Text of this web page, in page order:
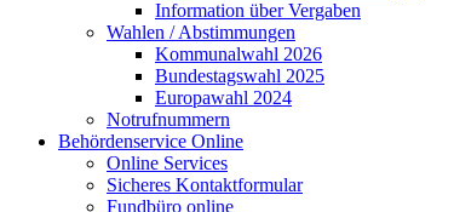
Information über Vergaben
Wahlen / Abstimmungen
Kommunalwahl 2026
Bundestagswahl 2025
Europawahl 2024
Notrufnummern
Behördenservice Online
Online Services
Sicheres Kontaktformular
Fundbüro online